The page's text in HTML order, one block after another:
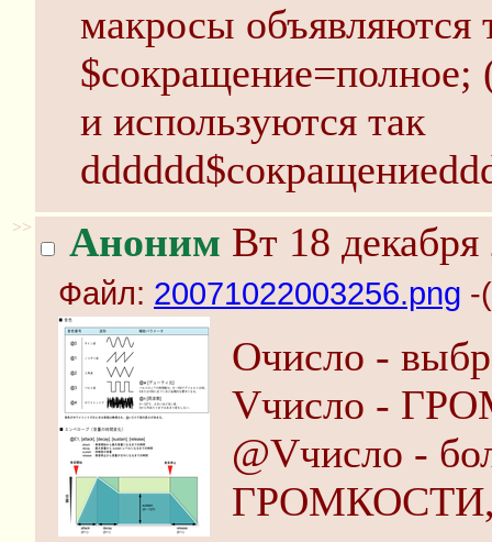
макросы объявляются
$сокращение=полное;
и используются так
>> Аноним Вт 18
Файл: 20071022003256.png -(
Oчисло -
Vчисло -
@Vчисло -
ГРОМКОСТИ,